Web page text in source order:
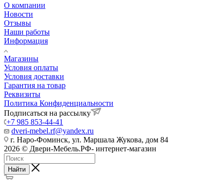
О компании
Новости
Отзывы
Наши работы
Информация
Магазины
Условия оплаты
Условия доставки
Гарантия на товар
Реквизиты
Политика Конфиденциальности
Подписаться на рассылку
+7 985 853-44-41
dveri-mebel.rf@yandex.ru
г. Наро-Фоминск, ул. Маршала Жукова, дом 84
2026 © Двери-Мебель.РФ- интернет-магазин
Найти